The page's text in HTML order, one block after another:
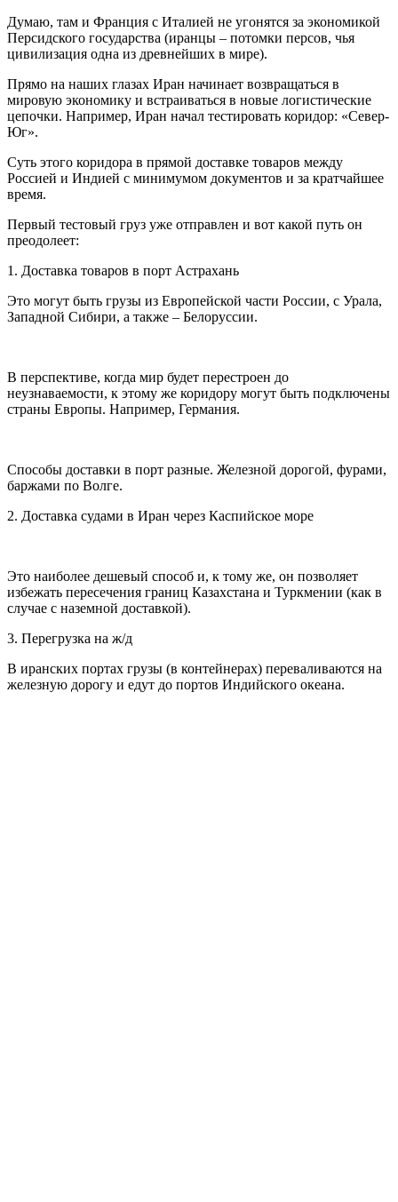
Думаю, там и Франция с Италией не угонятся за экономикой
Персидского государства (иранцы – потомки персов, чья
цивилизация одна из древнейших в мире).
Прямо на наших глазах Иран начинает возвращаться в
мировую экономику и встраиваться в новые логистические
цепочки. Например, Иран начал тестировать коридор: «Север-
Юг».
Суть этого коридора в прямой доставке товаров между
Россией и Индией с минимумом документов и за кратчайшее
время.
Первый тестовый груз уже отправлен и вот какой путь он
преодолеет:
1. Доставка товаров в порт Астрахань
Это могут быть грузы из Европейской части России, с Урала,
Западной Сибири, а также – Белоруссии.
В перспективе, когда мир будет перестроен до
неузнаваемости, к этому же коридору могут быть подключены
страны Европы. Например, Германия.
Способы доставки в порт разные. Железной дорогой, фурами,
баржами по Волге.
2. Доставка судами в Иран через Каспийское море
Это наиболее дешевый способ и, к тому же, он позволяет
избежать пересечения границ Казахстана и Туркмении (как в
случае с наземной доставкой).
3. Перегрузка на ж/д
В иранских портах грузы (в контейнерах) переваливаются на
железную дорогу и едут до портов Индийского океана.